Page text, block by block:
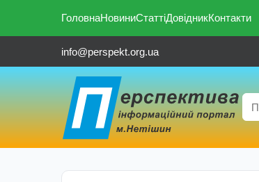
ГоловнаНовиниСтаттіДовідникКонтакти
info@perspekt.org.ua